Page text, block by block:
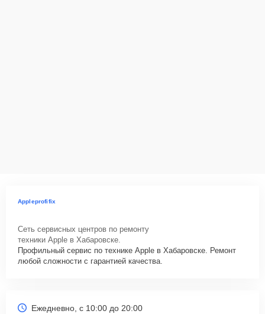
Appleprofifix
Сеть сервисных центров по ремонту
техники Apple в Хабаровске.
Профильный сервис по технике Apple в Хабаровске. Ремонт
любой сложности с гарантией качества.
Ежедневно, с 10:00 до 20:00